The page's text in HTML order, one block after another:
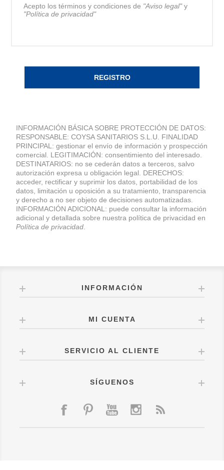
Acepto los términos y condiciones de "Aviso legal"y
"Política de privacidad"
REGISTRO
INFORMACIÓN BÁSICA SOBRE PROTECCIÓN DE DATOS:
RESPONSABLE: COYSA SANITARIOS S.L.U. FINALIDAD
PRINCIPAL: gestionar el envío de información y prospección
comercial. LEGITIMACIÓN: consentimiento del interesado.
DESTINATARIOS: no se cederán datos a terceros, salvo
autorización expresa u obligación legal. DERECHOS:
acceder, rectificar y suprimir los datos, portabilidad de los
datos, limitación u oposición a su tratamiento, transparencia
y derecho a no ser objeto de decisiones automatizadas.
INFORMACIÓN ADICIONAL: puede consultar la información
adicional y detallada sobre nuestra política de privacidad en
Política de privacidad
INFORMACIÓN
MI CUENTA
SERVICIO AL CLIENTE
SÍGUENOS